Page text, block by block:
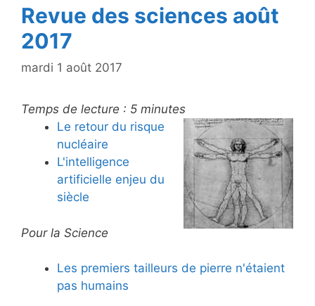
Revue des sciences août
2017
mardi 1 août 2017
Temps de lecture : 5 minutes
Le retour du risque
nucléaire
L'intelligence
artificielle enjeu du
siècle
Pour la Science
Les premiers tailleurs de pierre n'étaient
pas humains